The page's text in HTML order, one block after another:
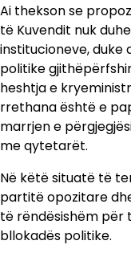
Ai thekson se
të Kuvendit nuk
institucioneve, duke
politike
heshtja e
rrethana është e
marrjen e
me qytetarët.
Në këtë situatë të
partitë opozitare
të rëndësishëm për
bllokadës politike.